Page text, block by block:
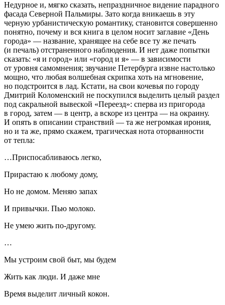
Недурное и, мягко сказать, непраздничное видение парадного
фасада Северной Пальмиры. Зато когда вникаешь в эту
черную урбанистическую романтику, становится совершенно
понятно, почему и вся книга в целом носит заглавие «День
города» — название, хранящее на себе все ту же печать
(и печаль) отстраненного наблюдения. И нет даже попытки
сказать: «я и город» или «город и я» — в зависимости
от уровня самомнения; звучание Петербурга извне настолько
мощно, что любая волшебная скрипка хоть на мгновение,
но подстроится в лад. Кстати, на свои кочевья по городу
Дмитрий Коломенский не поскупился выделить целый раздел
под сакральной вывеской «Переезд»: сперва из пригорода
в город, затем — в центр, а вскоре из центра — на окраину.
И опять в описании странствий — та же негромкая ирония,
но и та же, прямо скажем, трагическая нота оторванности
от тепла:
…Приспосабливаюсь легко,
Прирастаю к любому дому,
Но не домом. Меняю запах
И привычки. Пью молоко.
Не умею жить по-другому.
…
Мы устроим свой быт, мы будем
Жить как люди. И даже мне
Время выделит личный кокон.